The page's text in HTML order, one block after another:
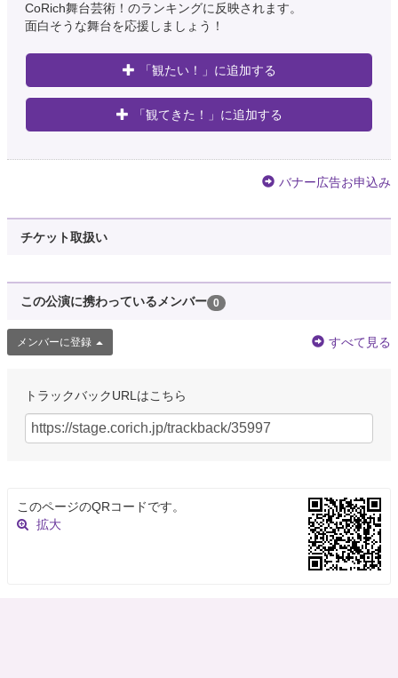
CoRich舞台芸術！のランキングに反映されます。
面白そうな舞台を応援しましょう！
「観たい！」に追加する
「観てきた！」に追加する
バナー広告お申込み
チケット取扱い
この公演に携わっているメンバー 0
メンバーに登録 すべて見る
トラックバックURLはこちら
このページのQRコードです。
拡大